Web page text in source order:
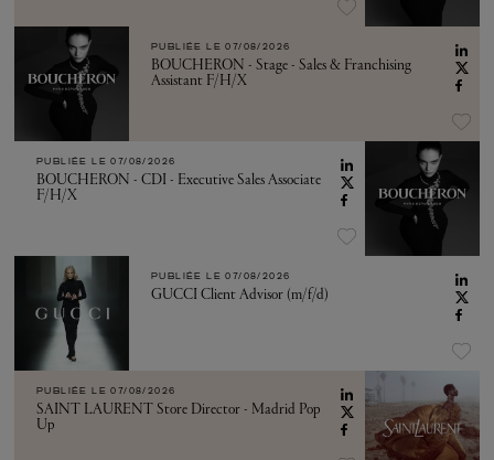
PUBLIÉE LE 07/08/2026
BOUCHERON - Stage - Sales & Franchising
Assistant F/H/X
PUBLIÉE LE 07/08/2026
BOUCHERON - CDI - Executive Sales Associate
F/H/X
PUBLIÉE LE 07/08/2026
GUCCI Client Advisor (m/f/d)
PUBLIÉE LE 07/08/2026
SAINT LAURENT Store Director - Madrid Pop
Up